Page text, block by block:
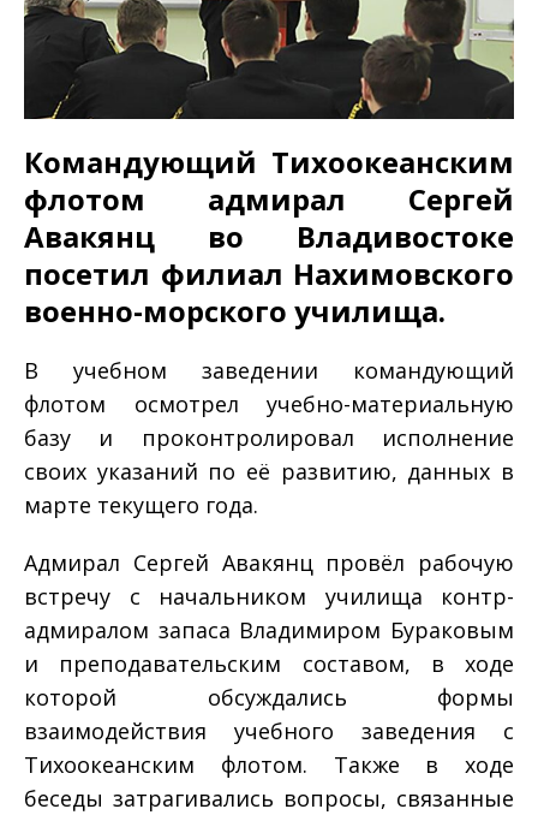
Командующий Тихоокеанским
флотом адмирал Сергей
Авакянц во Владивостоке
посетил филиал Нахимовского
военно-морского училища.
В учебном заведении командующий
флотом осмотрел учебно-материальную
базу и проконтролировал исполнение
своих указаний по её развитию, данных в
марте текущего года.
Адмирал Сергей Авакянц провёл рабочую
встречу с начальником училища контр-
адмиралом запаса Владимиром Бураковым
и преподавательским составом, в ходе
которой обсуждались формы
взаимодействия учебного заведения с
Тихоокеанским флотом. Также в ходе
беседы затрагивались вопросы, связанные